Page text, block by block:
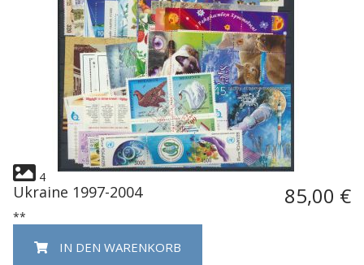
4
Ukraine 1997-2004 85,00 €
**
IN DEN WARENKORB